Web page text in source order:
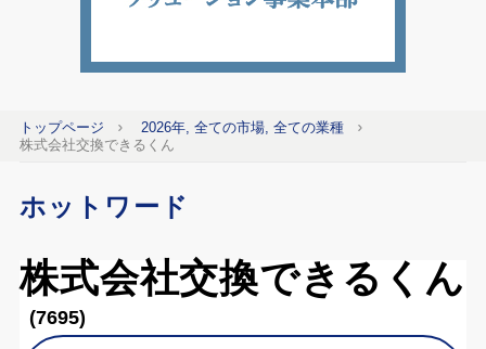
トップページ
2026年, 全ての市場, 全ての業種
株式会社交換できるくん
ホットワード
株式会社交換できるくん
(7695)